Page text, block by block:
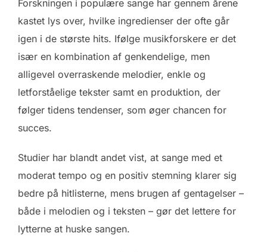
Forskningen i populære sange har gennem årene
kastet lys over, hvilke ingredienser der ofte går
igen i de største hits. Ifølge musikforskere er det
især en kombination af genkendelige, men
alligevel overraskende melodier, enkle og
letforståelige tekster samt en produktion, der
følger tidens tendenser, som øger chancen for
succes.
Studier har blandt andet vist, at sange med et
moderat tempo og en positiv stemning klarer sig
bedre på hitlisterne, mens brugen af gentagelser –
både i melodien og i teksten – gør det lettere for
lytterne at huske sangen.